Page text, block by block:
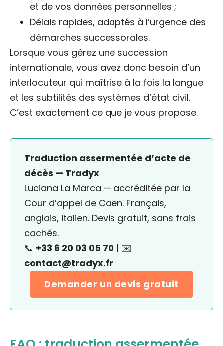
et de vos données personnelles ;
Délais rapides, adaptés à l’urgence des
démarches successorales.
Lorsque vous gérez une succession
internationale, vous avez donc besoin d’un
interlocuteur qui maîtrise à la fois la langue
et les subtilités des systèmes d’état civil.
C’est exactement ce que je vous propose.
Traduction assermentée d’acte de
décès — Tradyx
Luciana La Marca — accréditée par la
Cour d’appel de Caen. Français,
anglais, italien. Devis gratuit, sans frais
cachés.
📞 +33 6 20 03 05 70 | ✉️
contact@tradyx.fr
Demander un devis gratuit